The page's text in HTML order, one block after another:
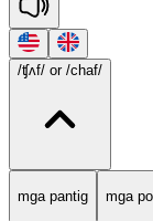
/ʧʌf/ or /chaf/
mga pantig mga